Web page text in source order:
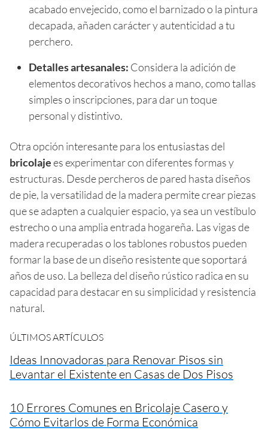
acabado envejecido, como el barnizado o la pintura
decapada, añaden carácter y autenticidad a tu
perchero.
Detalles artesanales: Considera la adición de
elementos decorativos hechos a mano, como tallas
simples o inscripciones, para dar un toque
personal y distintivo.
Otra opción interesante para los entusiastas del
bricolajees experimentar con diferentes formas y
estructuras. Desde percheros de pared hasta diseños
de pie, la versatilidad de la madera permite crear piezas
que se adapten a cualquier espacio, ya sea un vestíbulo
estrecho o una amplia entrada hogareña. Las vigas de
madera recuperadas o los tablones robustos pueden
formar la base de un diseño resistente que soportará
años de uso. La belleza del diseño rústico radica en su
capacidad para destacar en su simplicidad y resistencia
natural.
ÚLTIMOS ARTÍCULOS
Ideas Innovadoras para Renovar Pisos sin
Levantar el Existente en Casas de Dos Pisos
10 Errores Comunes en Bricolaje Casero y
Cómo Evitarlos de Forma Económica